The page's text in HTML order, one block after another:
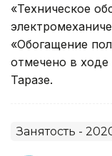
«Техническое
«Обогащение
отмечено в ходе
Таразе.
Занятость -